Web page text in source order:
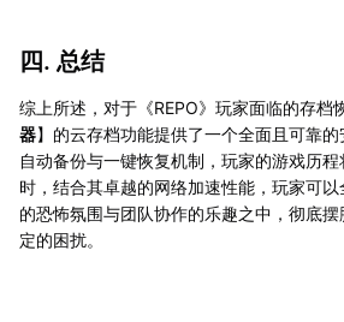
四. 总结
综上所述，对于《REPO》玩家面临的存档
器】的云存档功能提供了一个全面且可靠
自动备份与一键恢复机制，玩家的游戏历
时，结合其卓越的网络加速性能，玩家可
的恐怖氛围与团队协作的乐趣之中，彻底
定的困扰。